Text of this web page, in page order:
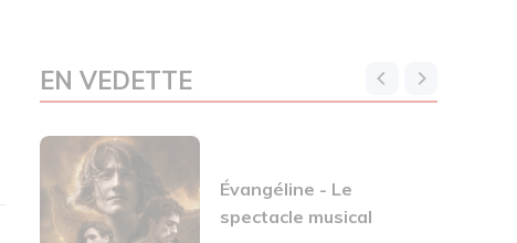
EN VEDETTE
Évangéline - Le
spectacle musical